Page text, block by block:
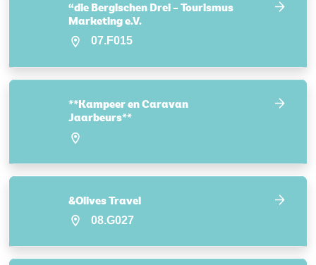
“die Bergischen Drei – Tourismus
Marketing e.V.
07.F015
**Kampeer en Caravan
Jaarbeurs**
&Olives Travel
08.G027